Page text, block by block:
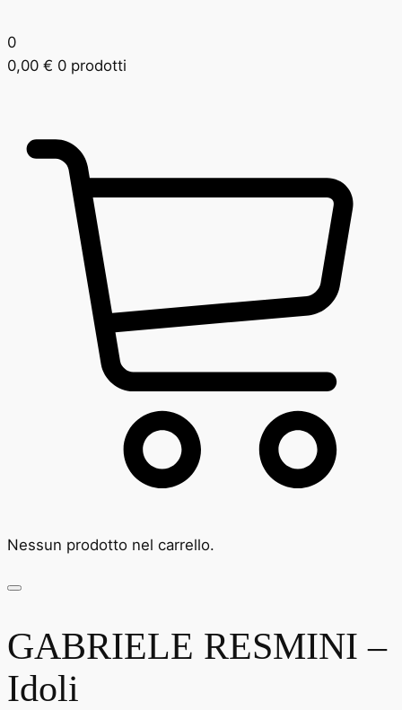
0
0,00 € 0 prodotti
Nessun prodotto nel carrello.
GABRIELE RESMINI –
Idoli